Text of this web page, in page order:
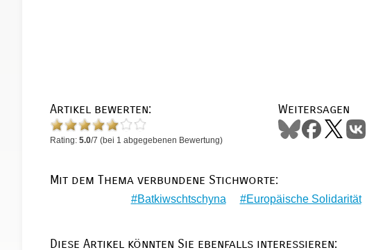
Artikel bewerten:
Rating: 5.0/7 (bei 1 abgegebenen Bewertung)
Weitersagen
Mit dem Thema verbundene Stichworte:
Batkiwschtschyna Europäische Solidarität
Diese Artikel könnten Sie ebenfalls interessieren: